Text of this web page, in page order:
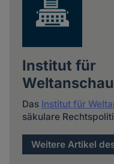
Institut für
Das Institut für
säkulare
Weitere Artikel